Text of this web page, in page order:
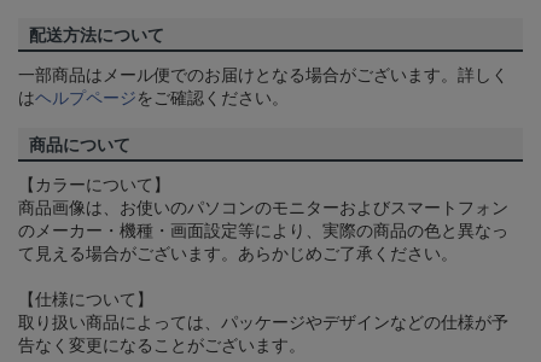
配送方法について
一部商品はメール便でのお届けとなる場合がございます。詳しく
はヘルプページをご確認ください。
商品について
【カラーについて】
商品画像は、お使いのパソコンのモニターおよびスマートフォン
のメーカー・機種・画面設定等により、実際の商品の色と異なっ
て見える場合がございます。あらかじめご了承ください。
【仕様について】
取り扱い商品によっては、パッケージやデザインなどの仕様が予
告なく変更になることがございます。